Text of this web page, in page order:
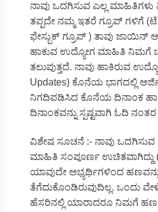
ನಾವು ಒದಗಿಸುವ ಎಲ್ಲ ಮಾಹಿತಿಗಳು
ತಪ್ಪದೇ ನಮ್ಮ ಇತರೆ ಗ್ರೂಪ್ ಗಳಿಗೆ
ಫೇಸ್ಬುಕ್ ಗ್ರೂಪ್ ) ತಾವು ಜಾಯಿನ್
ಹಾಕುವ ಉದ್ಯೋಗ ಮಾಹಿತಿ ನಿಮಗೆ
ತಲುಪುತ್ತದೆ. ನಾವು ಹಾಕಿರುವ
Updates) ಕೊನೆಯ ಭಾಗದಲ್ಲಿ
ನಿಗದಿಪಡಿಸಿದ ಕೊನೆಯ ದಿನಾಂಕ
ದಿನಾಂಕವನ್ನು ಸ್ಪಷ್ಟವಾಗಿ ಓದಿ
ವಿಶೇಷ ಸೂಚನೆ :- ನಾವು ಒದಗಿಸುವ
ಮಾಹಿತಿ ಸಂಪೂರ್ಣ ಉಚಿತವಾಗಿದ್ದು
ಯಾವುದೇ ಅಭ್ಯರ್ಥಿಗಳಿಂದ
ತೆಗೆದುಕೊಂಡಿರುವುದಿಲ್ಲ. ಒಂದು
ಹೆಸರಿನಲ್ಲಿ ಯಾರಾದರೂ ನಿಮಗೆ ಹಣ